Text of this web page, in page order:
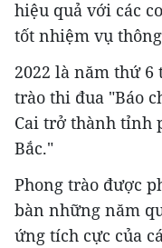
hiệu quả với các
tốt nhiệm vụ
2022 là năm thứ 6
trào thi đua "Báo
Cai trở thành tỉnh
Bắc."
Phong trào được
bàn những năm
ứng tích cực của